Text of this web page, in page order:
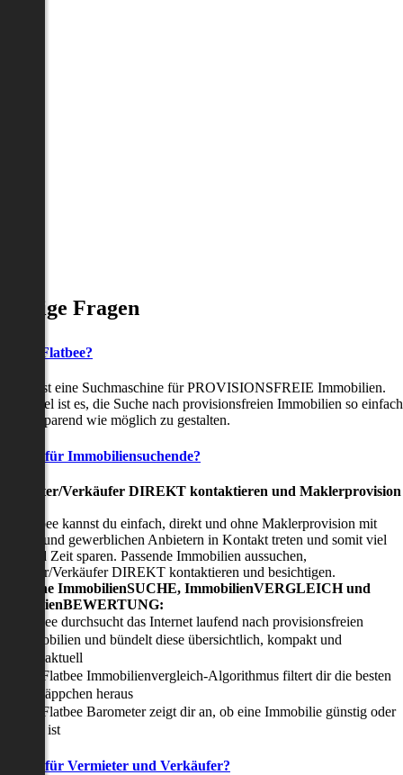
Fragen
ist Flatbee?
ist eine Suchmaschine für PROVISIONSFREIE Immobilien.
Ziel ist es, die Suche nach provisionsfreien Immobilien so einfach
zeitsparend wie möglich zu gestalten.
für Immobiliensuchende?
Verkäufer DIREKT kontaktieren und Maklerprovision
Flatbee kannst du einfach, direkt und ohne Maklerprovision mit
und gewerblichen Anbietern in Kontakt treten und somit viel
und Zeit sparen. Passende Immobilien aussuchen,
Verkäufer DIREKT kontaktieren und besichtigen.
in-one ImmobilienSUCHE, ImmobilienVERGLEICH und
Flatbee durchsucht das Internet laufend nach provisionsfreien
Immobilien und bündelt diese übersichtlich, kompakt und
tagesaktuell
Der Flatbee Immobilienvergleich-Algorithmus filtert dir die besten
Schnäppchen heraus
Der Flatbee Barometer zeigt dir an, ob eine Immobilie günstig oder
teuer ist
für Vermieter und Verkäufer?